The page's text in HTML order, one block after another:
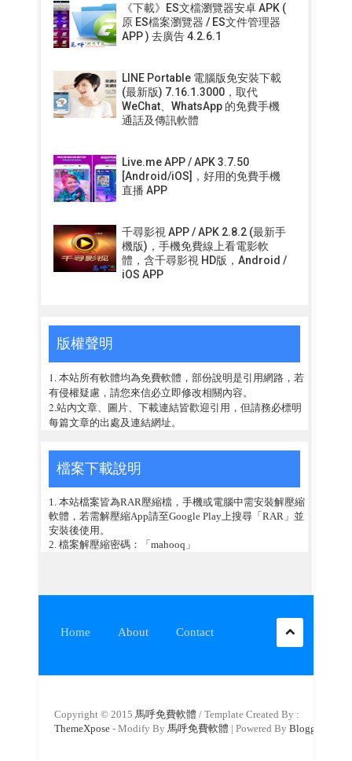
《下載》ES文檔瀏覽器安卓 APK (
原 ES檔案瀏覽器 / ES文件管理器
APP ) 去廣告 4.2.6.1
LINE Portable 電腦版免安裝下載
(最新版) 7.16.1.3000，取代
WeChat、WhatsApp 的免費手機
通話及傳訊軟體
Live.me APP / APK 3.7.50
[Android/iOS]，好用的免費手機
直播 APP
千尋影視 APP / APK 2.8.2 (最新手
機版)，手機免費線上看電影軟
體，含千尋影視 HD版，Android /
iOS APP
版權聲明
1. 本站所有軟體均為免費軟體，部份說明是引用網路，若
有侵權疑慮，請您來信必立即修改相關內容。
2.站內文章、圖片、下載連結皆歡迎引用，但請務必標明
每篇文章的出處及連結網址。
檔案下載說明
1. 本站檔案皆為RAR壓縮檔，手機或電腦中需安裝解壓縮
軟體，若需解壓縮App請至Google Play上搜尋「RAR」並
安裝後使用。
2. 檔案解壓縮密碼：「mahooq」
Home About Contact
Copyright © 2015 馬呼免費軟體 / Template Created By :
ThemeXpose - Modify By 馬呼免費軟體 | Powered By Blogger